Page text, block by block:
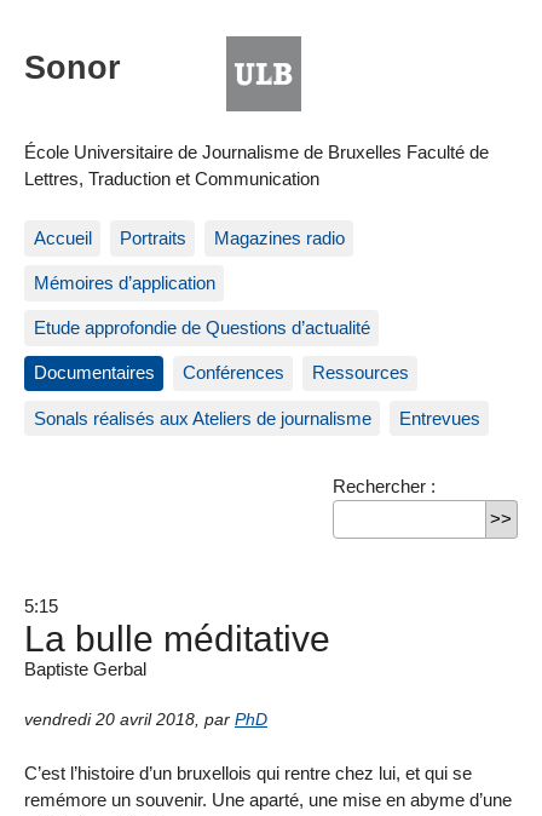
École Universitaire de Journalisme de Bruxelles Faculté de
Lettres, Traduction et Communication
Accueil Portraits Magazines radio
Mémoires d’application
Etude approfondie de Questions d’actualité
Documentaires Conférences Ressources
Sonals réalisés aux Ateliers de journalisme Entrevues
Rechercher :
5:15
La bulle méditative
Baptiste Gerbal
vendredi 20 avril 2018 par PhD
C’est l’histoire d’un bruxellois qui rentre chez lui, et qui se
remémore un souvenir. Une aparté, une mise en abyme d’une